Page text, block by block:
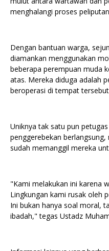
menghalangi proses
Dengan bantuan warga,
diamankan menggunakan
beberapa perempuan muda
atas. Mereka diduga adalah
beroperasi di tempat
Uniknya tak satu pun
penggerebekan
sudah memanggil mereka
"Kami melakukan ini karena
Lingkungan kami rusak oleh
Ini bukan hanya soal moral,
ibadah," tegas Ustadz